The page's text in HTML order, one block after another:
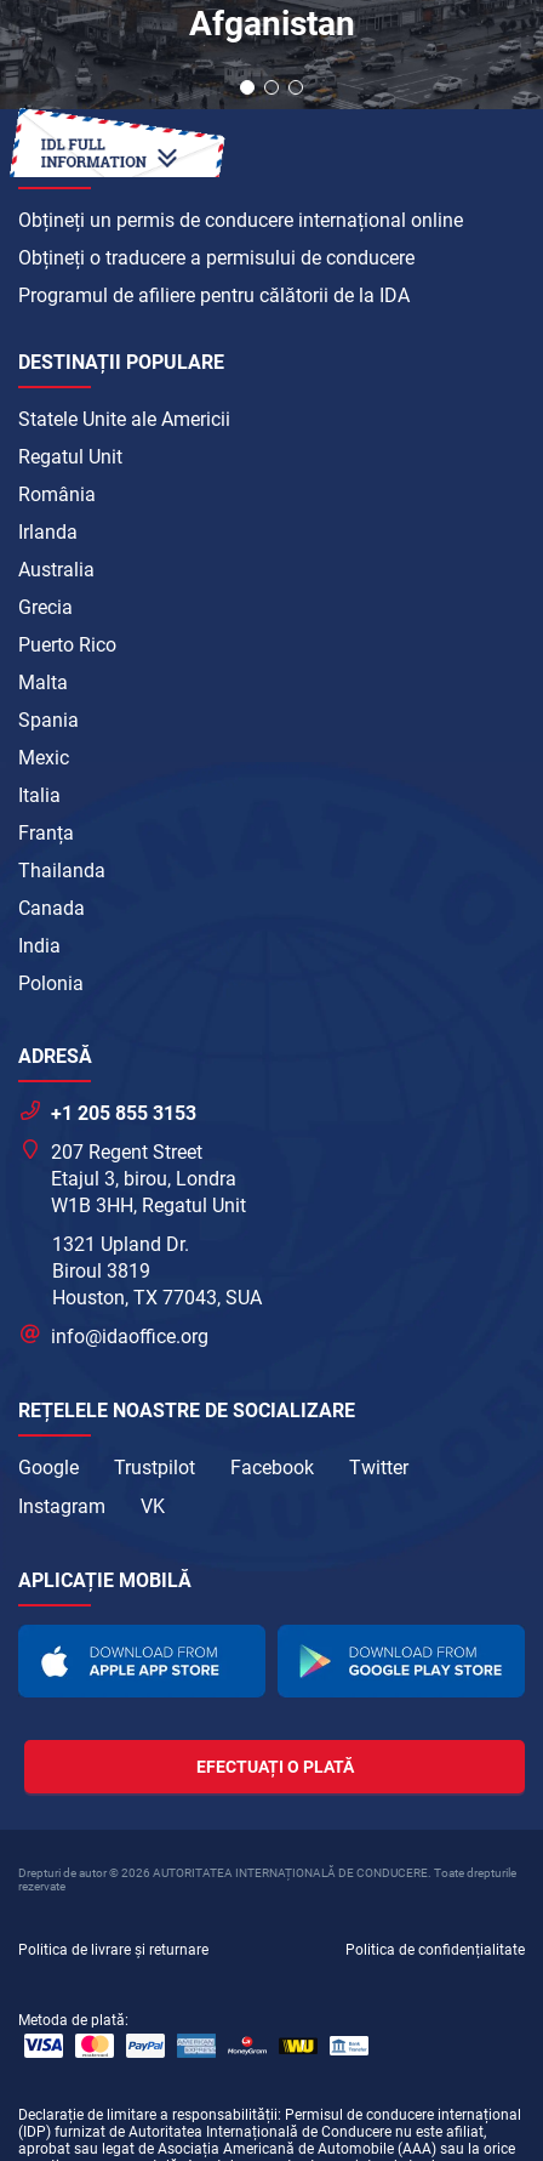
Afganistan
CUM SĂ
Obțineți un permis de conducere internațional online
Obțineți o traducere a permisului de conducere
Programul de afiliere pentru călătorii de la IDA
DESTINAȚII POPULARE
Statele Unite ale Americii
Regatul Unit
România
Irlanda
Australia
Grecia
Puerto Rico
Malta
Spania
Mexic
Italia
Franța
Thailanda
Canada
India
Polonia
ADRESĂ
+1 205 855 3153
207 Regent Street
Etajul 3, birou, Londra
W1B 3HH, Regatul Unit
1321 Upland Dr.
Biroul 3819
Houston, TX 77043, SUA
info@idaoffice.org
REȚELELE NOASTRE DE SOCIALIZARE
Google Trustpilot Facebook
Twitter
Instagram
VK
APLICAȚIE MOBILĂ
EFECTUAȚI O PLATĂ
Drepturi de autor © 2026 AUTORITATEA INTERNAȚIONALĂ DE CONDUCERE. Toate drepturile
rezervate
Politica de livrare și returnare Politica de confidențialitate
Metoda de plată:
Declarație de limitare a responsabilității: Permisul de conducere internațional
(IDP) furnizat de Autoritatea Internațională de Conducere nu este afiliat,
aprobat sau legat de Asociația Americană de Automobile (AAA) sau la orice